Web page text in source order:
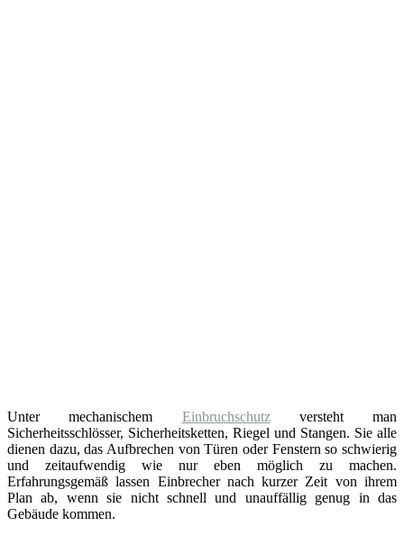
Unter mechanischem Einbruchschutzversteht man
Sicherheitsschlösser, Sicherheitsketten, Riegel und Stangen. Sie alle
dienen dazu, das Aufbrechen von Türen oder Fenstern so schwierig
und zeitaufwendig wie nur eben möglich zu machen.
Erfahrungsgemäß lassen Einbrecher nach kurzer Zeit von ihrem
Plan ab, wenn sie nicht schnell und unauffällig genug in das
Gebäude kommen.